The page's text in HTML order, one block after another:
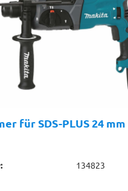
für SDS-PLUS 24 mm
134823